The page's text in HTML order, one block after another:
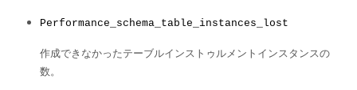
Performance_schema_table_instances_lost
作成できなかったテーブルインストゥルメントインスタンスの
数。